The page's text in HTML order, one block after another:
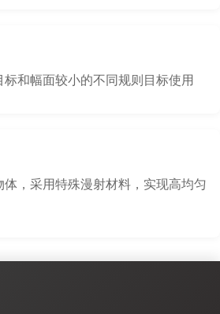
和幅面较小的不同规则目标使用
，采用特殊漫射材料，实现高均匀